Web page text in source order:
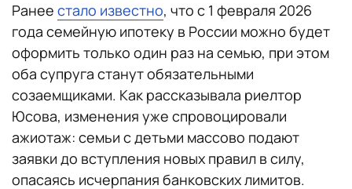
Ранее стало известно, что с 1 февраля 2026
года семейную ипотеку в России можно будет
оформить только один раз на семью, при этом
оба супруга станут обязательными
созаемщиками. Как рассказывала риелтор
Юсова, изменения уже спровоцировали
ажиотаж: семьи с детьми массово подают
заявки до вступления новых правил в силу,
опасаясь исчерпания банковских лимитов.